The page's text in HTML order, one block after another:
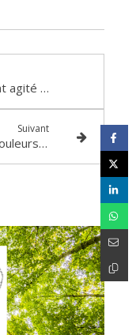
Comment aider un enfant agité ou anxieux grâce au Reiki ?
Suivant
Comment se débarrasser de douleurs récurrentes